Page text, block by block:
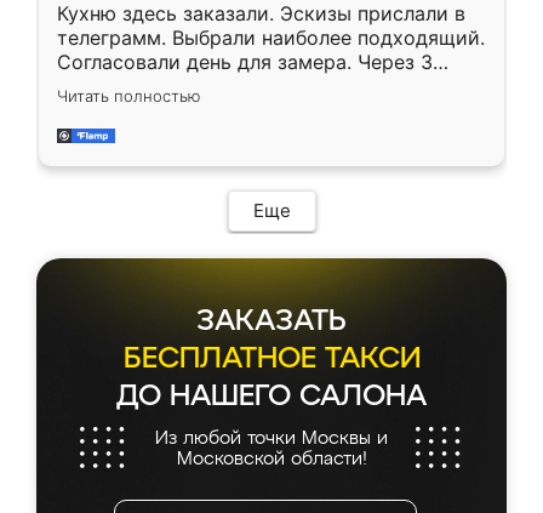
Кухню здесь заказали. Эскизы прислали в
телеграмм. Выбрали наиболее подходящий.
Согласовали день для замера. Через 3
недели кухня была уже готова. Остались
довольны работой. Спасибо Ренессанс
мебель за качественную работу!
Читать полностью
Еще
ЗАКАЗАТЬ
БЕСПЛАТНОЕ ТАКСИ
ДО НАШЕГО САЛОНА
Из любой точки Москвы и
Московской области!